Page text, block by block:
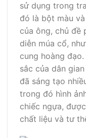
sử dụng trong
đó là bột màu
của ông, chủ đề
diễn múa cổ,
cung hoàng
sắc của dân
đã sáng tạo
trong đó hình
chiếc ngựa,
chất liệu và tư